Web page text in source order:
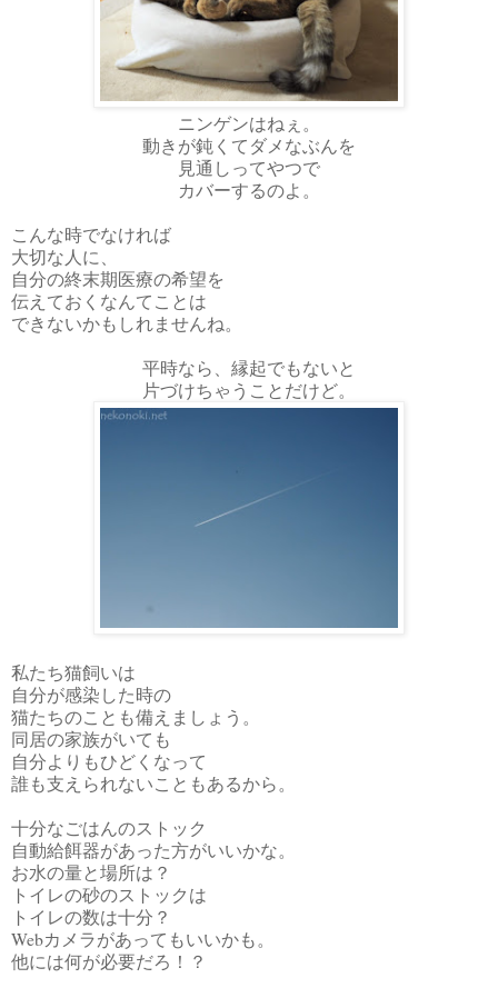
ニンゲンはねぇ。
動きが鈍くてダメなぶんを
見通しってやつで
カバーするのよ。
こんな時でなければ
大切な人に、
自分の終末期医療の希望を
伝えておくなんてことは
できないかもしれませんね。
平時なら、縁起でもないと
片づけちゃうことだけど。
私たち猫飼いは
自分が感染した時の
猫たちのことも備えましょう。
同居の家族がいても
自分よりもひどくなって
誰も支えられないこともあるから。
十分なごはんのストック
自動給餌器があった方がいいかな。
お水の量と場所は？
トイレの砂のストックは
トイレの数は十分？
Webカメラがあってもいいかも。
他には何が必要だろ！？